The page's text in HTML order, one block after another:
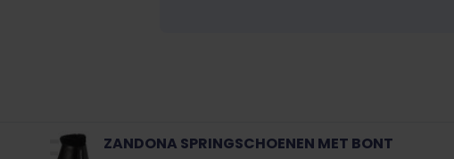
ZANDONA SPRINGSCHOENEN MET BONT
Vanaf: